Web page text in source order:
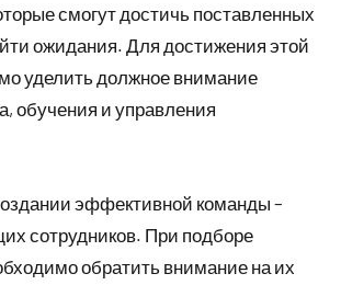
смогут достичь поставленных
ожидания. Для достижения этой
уделить должное внимание
обучения и управления
эффективной команды –
сотрудников. При подборе
обратить внимание на их